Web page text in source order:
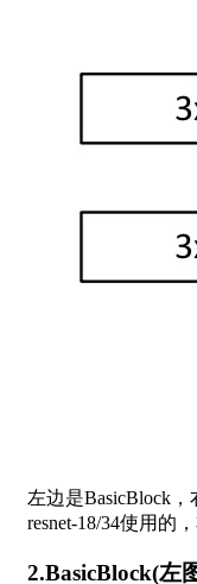
左边是BasicBlock，
resnet-18/34使用的
2.BasicBlock(左